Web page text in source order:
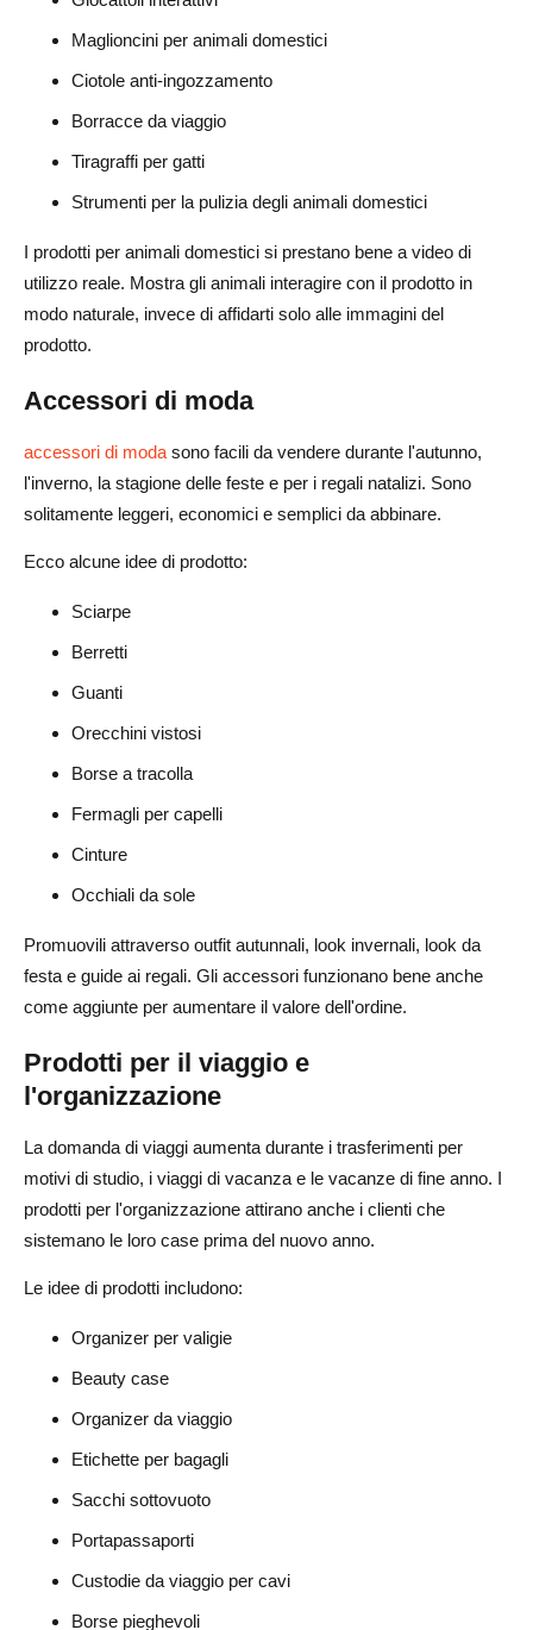
Maglioncini per animali domestici
Ciotole anti-ingozzamento
Borracce da viaggio
Tiragraffi per gatti
Strumenti per la pulizia degli animali domestici
I prodotti per animali domestici si prestano bene a video di
utilizzo reale. Mostra gli animali interagire con il prodotto in
modo naturale, invece di affidarti solo alle immagini del
prodotto.
Accessori di moda
accessori di moda sono facili da vendere durante l'autunno,
l'inverno, la stagione delle feste e per i regali natalizi. Sono
solitamente leggeri, economici e semplici da abbinare.
Ecco alcune idee di prodotto:
Sciarpe
Berretti
Guanti
Orecchini vistosi
Borse a tracolla
Fermagli per capelli
Cinture
Occhiali da sole
Promuovili attraverso outfit autunnali, look invernali, look da
festa e guide ai regali. Gli accessori funzionano bene anche
come aggiunte per aumentare il valore dell'ordine.
Prodotti per il viaggio e
l'organizzazione
La domanda di viaggi aumenta durante i trasferimenti per
motivi di studio, i viaggi di vacanza e le vacanze di fine anno. I
prodotti per l'organizzazione attirano anche i clienti che
sistemano le loro case prima del nuovo anno.
Le idee di prodotti includono:
Organizer per valigie
Beauty case
Organizer da viaggio
Etichette per bagagli
Sacchi sottovuoto
Portapassaporti
Custodie da viaggio per cavi
Borse pieghevoli